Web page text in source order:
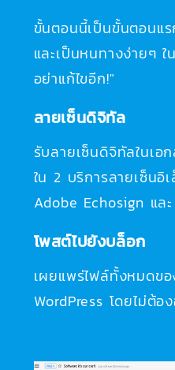
ขั้นตอนนี้เป็นขั้นตอนแร
และเป็นหนทางง่ายๆ ใ
อย่าแก้ไขอีก!"
ลายเซ็นดิจิทัล
รับลายเซ็นดิจิทัลในเอ
ใน 2 บริการลายเซ็นอิ
Adobe Echosign แล
โพสต์ไปยังบล็อก
เผยแพร่ไฟล์ทั้งหมดข
WordPress โดยไม่ต้อ